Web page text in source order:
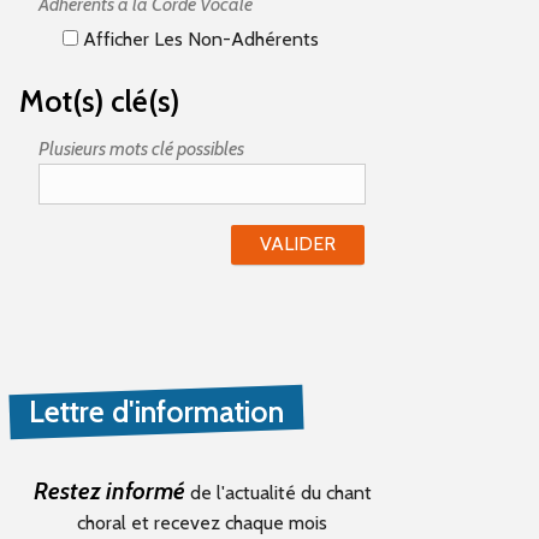
Afficher Les Non-Adhérents
Mot(s) clé(s)
Plusieurs mots clé possibles
Lettre d'information
Restez informé de l'actualité du chant
choral et recevez chaque mois